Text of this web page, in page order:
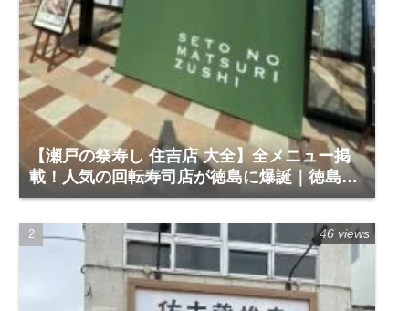
【瀬戸の祭寿し 住吉店 大全】全メニュー掲
載！人気の回転寿司店が徳島に爆誕｜徳島市
住吉5-1-60
46 views